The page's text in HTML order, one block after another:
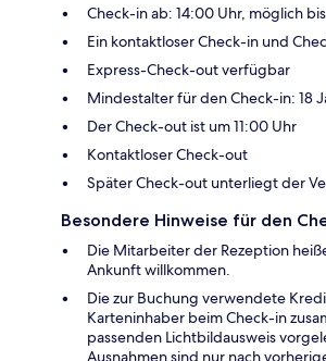
Check-in ab: 14:00 Uhr, möglich
Ein kontaktloser Check-in und
Express-Check-out verfügbar
Mindestalter für den Check-in: 18
Der Check-out ist um 11:00 Uhr
Kontaktloser Check-out
Später Check-out unterliegt der
Besondere Hinweise für den
Die Mitarbeiter der Rezeption
Ankunft willkommen.
Die zur Buchung verwendete
Karteninhaber beim Check-in
passenden Lichtbildausweis
Ausnahmen sind nur nach